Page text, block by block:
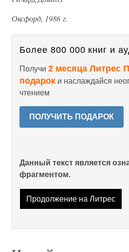
Оксфорд, 1986 г.
Более 800 000 книг и
Получи 2 месяца Литрес
подарок и наслаждайся
чтением
ПОЛУЧИТЬ ПОДАРОК
Данный текст является
фрагментом.
Продолжение на Литрес